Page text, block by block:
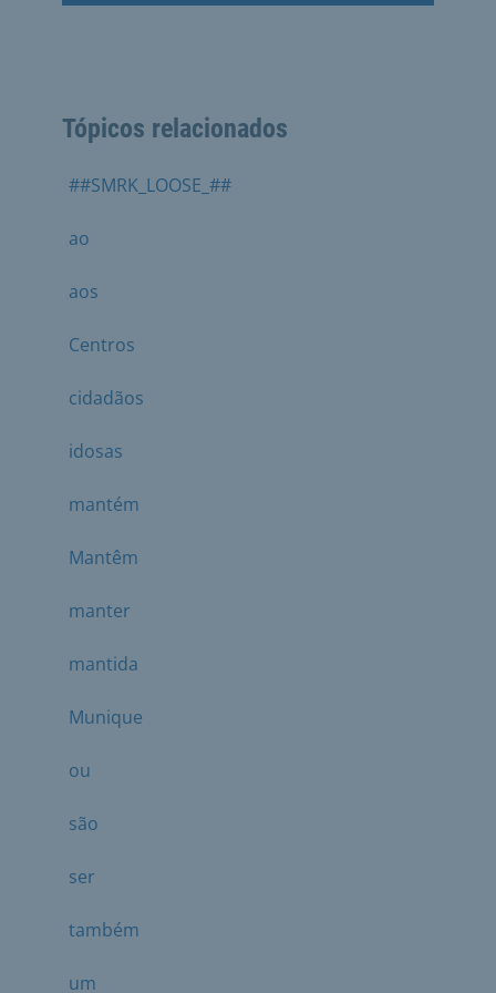
Tópicos relacionados
##SMRK_LOOSE_##
ao
aos
Centros
cidadãos
idosas
mantém
Mantêm
manter
mantida
Munique
ou
são
ser
também
um